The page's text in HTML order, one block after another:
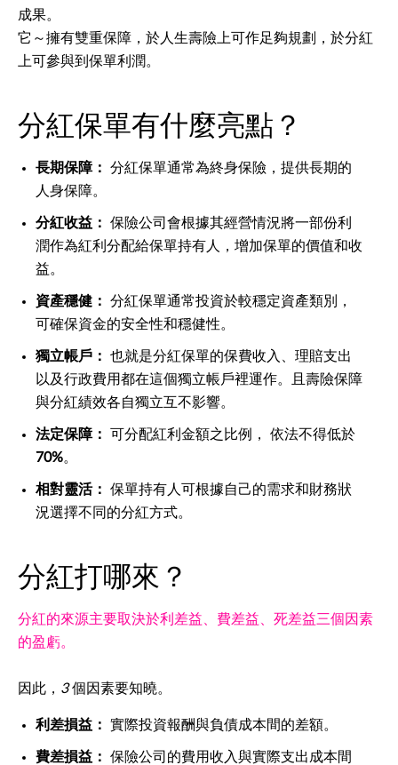
成果。
它～擁有雙重保障，於人生壽險上可作足夠規劃，於分紅
上可參與到保單利潤。
分紅保單有什麼亮點？
長期保障：
分紅保單通常為終身保險，提供長期的
人身保障。
分紅收益：
保險公司會根據其經營情況將一部份利
潤作為紅利分配給保單持有人，增加保單的價值和收
益。
資產穩健： 分紅保單通常投資於較穩定資產類別，
可確保資金的安全性和穩健性。
獨立帳戶： 也就是分紅保單的保費收入、理賠支出
以及行政費用都在這個獨立帳戶裡運作。且壽險保障
與分紅績效各自獨立互不影響。
法定保障：
可分配紅利金額之比例， 依法不得低於
70%。
相對靈活：
保單持有人可根據自己的需求和財務狀
況選擇不同的分紅方式。
分紅打哪來？
分紅的來源主要取決於利差益、費差益、死差益三個因素
的盈虧。
因此， 3個因素要知曉。
利差損益： 實際投資報酬與負債成本間的差額。
費差損益：
保險公司的費用收入與實際支出成本間